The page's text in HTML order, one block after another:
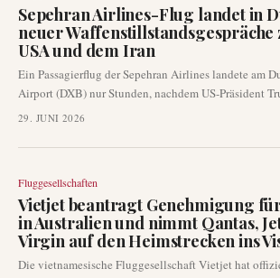
Sepehran Airlines-Flug landet in
neuer Waffenstillstandsgespräche
USA und dem Iran
Ein Passagierflug der Sepehran Airlines landete am
Airport (DXB) nur Stunden, nachdem US-Präsident
zwischen den Vereinigten Staaten und dem Iran zur
als der iranische Luftraum aufgrund militärischer
zwischen Geopolitik und kommerzieller Luftfahrt
29. JUNI 2026
Fluggesellschaften
Vietjet beantragt Genehmigung
in Australien und nimmt Qantas,
Virgin auf den Heimstrecken ins
Die vietnamesische Fluggesellschaft Vietjet hat